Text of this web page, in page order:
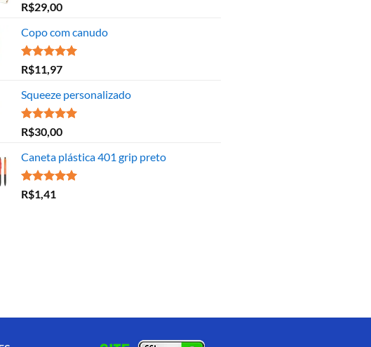
Avaliação
5.00
de 5
R$29,00
Copo com canudo
Avaliação
5.00
de 5
R$11,97
Squeeze personalizado
Avaliação
5.00
de 5
R$30,00
Caneta plástica 401 grip preto
Avaliação
5.00 de 5
R$1,41